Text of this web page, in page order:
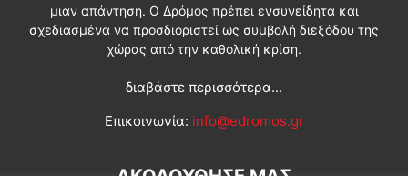
μιαν απάντηση. Ο Δρόμος πρέπει ενσυνείδητα και
σχεδιασμένα να προσδιοριστεί ως συμβολή διεξόδου της
χώρας από την καθολική κρίση.
διαβάστε περισσότερα...
Επικοινωνία: info@edromos.gr